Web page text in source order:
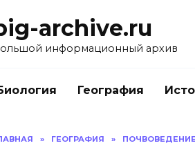
archive.ru
информационный архив
География
» ГЕОГРАФИЯ »